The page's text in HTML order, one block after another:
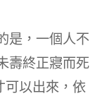
是，一個人不
壽終正寢而死
可以出來，依